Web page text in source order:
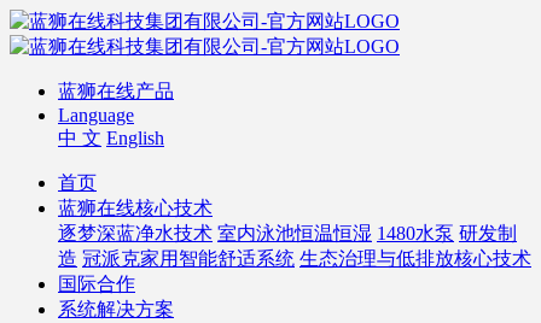
蓝狮在线产品
Language
中 文 English
首页
蓝狮在线核心技术
逐梦深蓝净水技术 室内泳池恒温恒湿 1480水泵 研发制
造 冠派克家用智能舒适系统 生态治理与低排放核心技术
国际合作
系统解决方案